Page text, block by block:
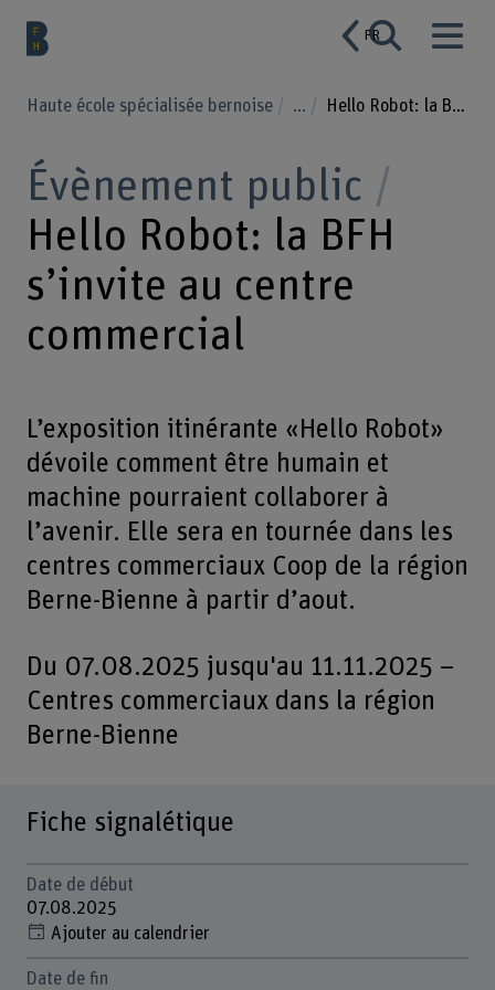
FR
Haute école spécialisée bernoise ... Hello Robot: la BFH s’invite au centre commercial
Évènement public
Hello Robot: la BFH
s’invite au centre
commercial
L’exposition itinérante «Hello Robot»
dévoile comment être humain et
machine pourraient collaborer à
l’avenir. Elle sera en tournée dans les
centres commerciaux Coop de la région
Berne-Bienne à partir d’aout.
Du 07.08.2025 jusqu'au 11.11.2025 –
Centres commerciaux dans la région
Berne-Bienne
Fiche signalétique
Date de début
07.08.2025
Ajouter au calendrier
Date de fin